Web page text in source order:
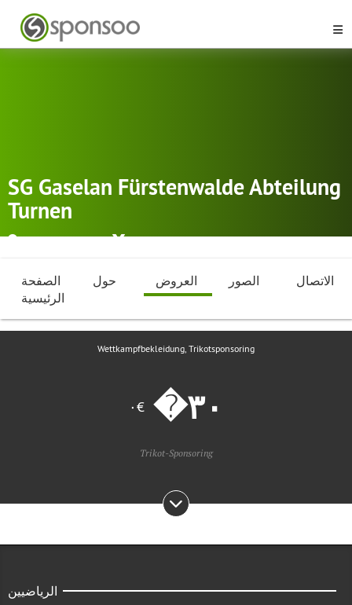
SG Gaselan Fürstenwalde Abteilung
Turnen
Fürstenwalde Gymnastik
الصفحة
الرئيسية
حول العروض الصور الاتصال
Wettkampfbekleidung, Trikotsponsoring
€٠
Trikot-Sponsoring
الرياضيين